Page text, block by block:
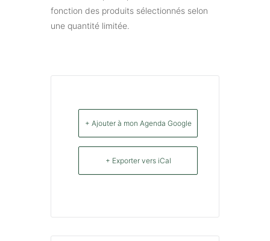
fonction des produits sélectionnés selon
une quantité limitée.
+ Ajouter à mon Agenda Google
+ Exporter vers iCal